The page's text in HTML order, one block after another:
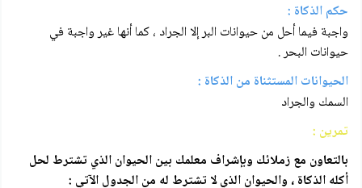
حكم الذكاة :
واجبة فيما أحل من حيوانات البر إلا الجراد ، كما أنها غير واجبة في
حيوانات البحر .
الحيوانات المستثناة من الذكاة :
السمك والجراد
تمرين :
بالتعاون مع زملائك وبإشراف معلمك بين الحيوان الذي تشترط لحل
أكله الذكاة ، والحيوان الذي لا تشترط له من الجدول الآتي :